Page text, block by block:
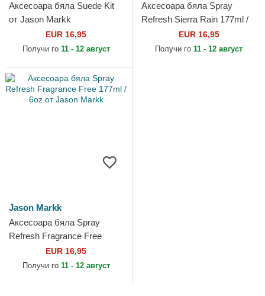
Аксесоара бяла Suede Kit
от Jason Markk
EUR 16,95
Получи го 11 - 12 август
Аксесоара бяла Spray
Refresh Sierra Rain 177ml /
6oz от Jason Markk
EUR 16,95
Получи го 11 - 12 август
Jason Markk
Аксесоара бяла Spray
Refresh Fragrance Free
177ml / 6oz от Jason Markk
EUR 16,95
Получи го 11 - 12 август